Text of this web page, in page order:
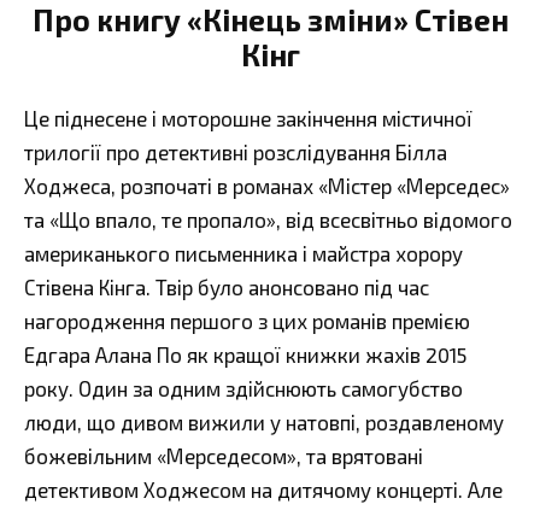
Про книгу «Кінець зміни» Стівен
Кінг
Це піднесене і моторошне закінчення містичної
трилогії про детективні розслідування Білла
Ходжеса, розпочаті в романах «Містер «Мерседес»
та «Що впало, те пропало», від всесвітньо відомого
американького письменника і майстра хорору
Стівена Кінга. Твір було анонсовано під час
нагородження першого з цих романів премією
Едгара Алана По як кращої книжки жахів 2015
року. Один за одним здійснюють самогубство
люди, що дивом вижили у натовпі, роздавленому
божевільним «Мерседесом», та врятовані
детективом Ходжесом на дитячому концерті. Але